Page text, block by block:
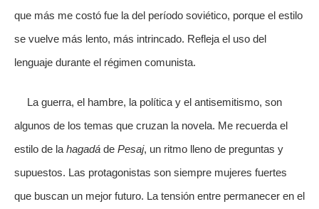
que más me costó fue la del período soviético, porque el estilo
se vuelve más lento, más intrincado. Refleja el uso del
lenguaje durante el régimen comunista.
La guerra, el hambre, la política y el antisemitismo, son
algunos de los temas que cruzan la novela. Me recuerda el
estilo de la hagadá de Pesaj, un ritmo lleno de preguntas y
supuestos. Las protagonistas son siempre mujeres fuertes
que buscan un mejor futuro. La tensión entre permanecer en el